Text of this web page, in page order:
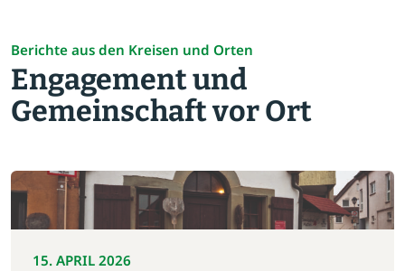
Berichte aus den Kreisen und Orten
Engagement und
Gemeinschaft vor Ort
15. APRIL 2026